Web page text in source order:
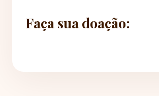
Faça sua doação: